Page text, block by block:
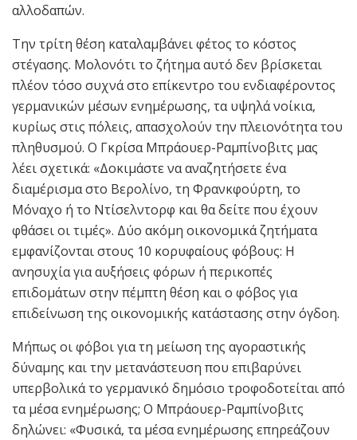
αλλοδαπών.
Την τρίτη θέση καταλαμβάνει φέτος το κόστος
στέγασης. Μολονότι το ζήτημα αυτό δεν βρίσκεται
πλέον τόσο συχνά στο επίκεντρο του ενδιαφέροντος
γερμανικών μέσων ενημέρωσης, τα υψηλά νοίκια,
κυρίως στις πόλεις, απασχολούν την πλειονότητα του
πληθυσμού. Ο Γκρίσα Μπράουερ-Ραμπίνοβιτς μας
λέει σχετικά: «Δοκιμάστε να αναζητήσετε ένα
διαμέρισμα στο Βερολίνο, τη Φρανκφούρτη, το
Μόναχο ή το Ντίσελντορφ και θα δείτε που έχουν
φθάσει οι τιμές». Δύο ακόμη οικονομικά ζητήματα
εμφανίζονται στους 10 κορυφαίους φόβους: Η
ανησυχία για αυξήσεις φόρων ή περικοπές
επιδομάτων στην πέμπτη θέση και ο φόβος για
επιδείνωση της οικονομικής κατάστασης στην όγδοη.
Μήπως οι φόβοι για τη μείωση της αγοραστικής
δύναμης και την μετανάστευση που επιβαρύνει
υπερβολικά το γερμανικό δημόσιο τροφοδοτείται από
τα μέσα ενημέρωσης; Ο Μπράουερ-Ραμπίνοβιτς
δηλώνει: «Φυσικά, τα μέσα ενημέρωσης επηρεάζουν